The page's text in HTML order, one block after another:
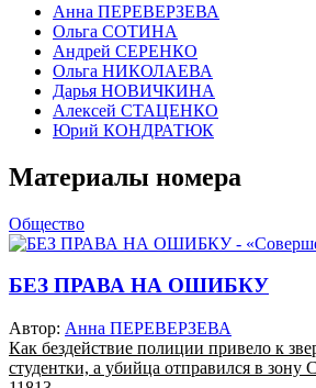
Анна ПЕРЕВЕРЗЕВА
Ольга СОТИНА
Андрей СЕРЕНКО
Ольга НИКОЛАЕВА
Дарья НОВИЧКИНА
Алексей СТАЦЕНКО
Юрий КОНДРАТЮК
Материалы номера
Общество
БЕЗ ПРАВА НА ОШИБКУ
Автор: Анна ПЕРЕВЕРЗЕВА
Как бездействие полиции привело к
студентки, а убийца отправился в зону